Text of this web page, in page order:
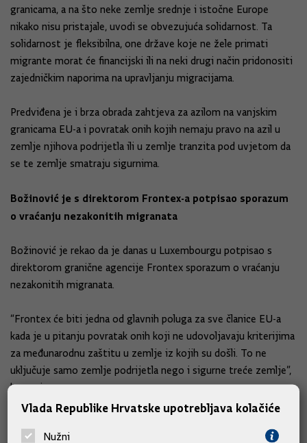
granicama, a na što neke zemlje srednje i istočne Europe
nikako nisu pristajale, uvodi se obvezujuća solidarnost. Ta
solidarnost je fleksibilna, one države koje ne žele primati
migrante morat će financijski ili na neki drugi način pridonositi
zajedničkim naporima na upravljanju migracijama.
Predviđena je i brza obrada zahtjeva za azilom na vanjskim
granicama EU-a i povratak onih kojih nemaju pravo na azil u
zemlje njihova podrijetla ili u zemlje tranzita pod uvjetom da
se te zemlje smatraju sigurnima.
Božinović je s direktorom Frontex-a potpisao sporazum
o vraćanju nezakonitih migranata
Božinović je rekao da je danas u Luxembourgu potpisao s
direktorom granične agencije Frontex sporazum o vraćanju
nezakonitih migranata.
“Frontex će biti jedna od glavnih poluga za sve članice EU-a
kada je u pitanju povratak onih koji ne udovoljavaju kriterijima
za međunarodnu zaštitu u zemlje iz kojih su došli. To ne
uključuje samo zemlje podrijetla nego i sigurne treće zemlje”,
kazao je.
migrante od izbjeglica. “Legitimno je biti migrant, međutim
Vlada Republike Hrvatske upotrebljava kolačiće
Nužni